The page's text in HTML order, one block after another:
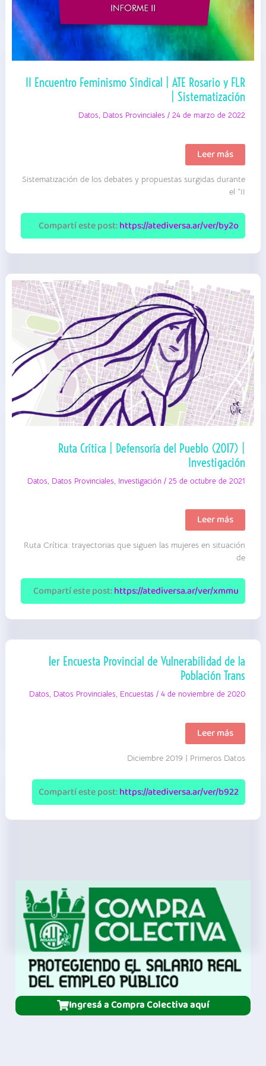
II Encuentro Feminismo Sindical | ATE Rosario y FLR
| Sistematización
Datos, Datos Provinciales /24 de marzo de 2022
II
Encuentro
Feminismo
Sindical
Rosario
y
FLR
|
Sistematización
Leer más
Sistematización de los debates y propuestas surgidas durante
el “II
Compartí este post:https://atediversa.ar/ver/by2o
Ruta Crítica | Defensoría del Pueblo (2017) |
Investigación
Datos, Datos Provinciales, Investigación /25 de octubre de 2021
Ruta
Crítica
Defensoría
(2017)
|
Investigación
Leer más
Ruta Crítica: trayectorias que siguen las mujeres en situación
de
Compartí este post:https://atediversa.ar/ver/xmmu
1er Encuesta Provincial de Vulnerabilidad de la
Población Trans
Datos, Datos Provinciales, Encuestas /4 de noviembre de 2020
1er
Encuesta
de
de
la
Población
Trans
Leer más
Diciembre 2019 | Primeros Datos
Compartí este post:https://atediversa.ar/ver/b922
Ingresá a Compra Colectiva aquí